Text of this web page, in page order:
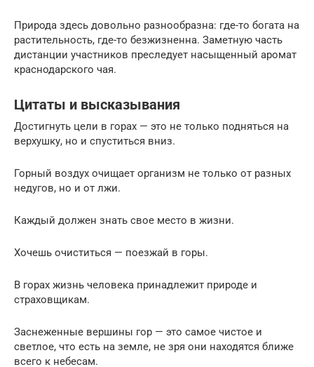
Природа здесь довольно разнообразна: где-то богата на
растительность, где-то безжизненна. Заметную часть
дистанции участников преследует насыщенный аромат
краснодарского чая.
Цитаты и высказывания
Достигнуть цели в горах — это не только подняться на
верхушку, но и спуститься вниз.
Горный воздух очищает организм не только от разных
недугов, но и от лжи.
Каждый должен знать свое место в жизни.
Хочешь очиститься — поезжай в горы.
В горах жизнь человека принадлежит природе и
страховщикам.
Заснеженные вершины гор — это самое чистое и
светлое, что есть на земле, не зря они находятся ближе
всего к небесам.